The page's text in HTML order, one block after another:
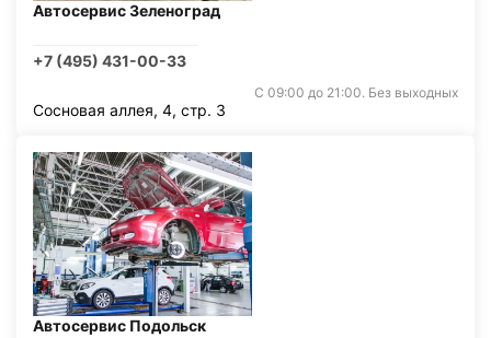
Автосервис Зеленоград
+7 (495) 431-00-33
С 09:00 до 21:00. Без выходных
Сосновая аллея, 4, стр. 3
Автосервис Подольск